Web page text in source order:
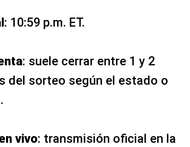
: 10:59 p.m. ET.
: suele cerrar entre 1 y 2
del sorteo según el estado o
vivo: transmisión oficial en la